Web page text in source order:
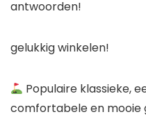
antwoorden!
gelukkig winkelen!
Populaire klassieke,
comfortabele en mooie